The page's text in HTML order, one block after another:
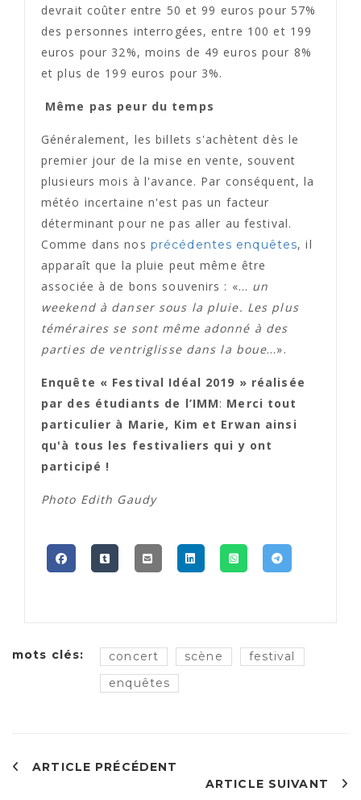
devrait coûter entre 50 et 99 euros pour 57%
des personnes interrogées, entre 100 et 199
euros pour 32%, moins de 49 euros pour 8%
et plus de 199 euros pour 3%.
Même pas peur du temps
Généralement, les billets s'achètent dès le
premier jour de la mise en vente, souvent
plusieurs mois à l'avance. Par conséquent, la
météo incertaine n'est pas un facteur
déterminant pour ne pas aller au festival.
Comme dans nos précédentes enquêtes, il
apparaît que la pluie peut même être
associée à de bons souvenirs : «… un
weekend à danser sous la pluie. Les plus
téméraires se sont même adonné à des
parties de ventriglisse dans la boue…».
Enquête « Festival Idéal 2019 » réalisée
par des étudiants de l’IMM: Merci tout
particulier à Marie, Kim et Erwan ainsi
qu'à tous les festivaliers qui y ont
participé !
Photo Edith Gaudy
mots clés: concert scène
festival
enquêtes
ARTICLE PRÉCÉDENT
ARTICLE SUIVANT